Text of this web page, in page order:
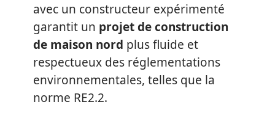
avec un constructeur expérimenté
garantit un projet de construction
de maison nord plus fluide et
respectueux des réglementations
environnementales, telles que la
norme RE2.2.